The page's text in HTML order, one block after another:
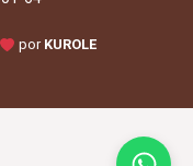
por KUROLE